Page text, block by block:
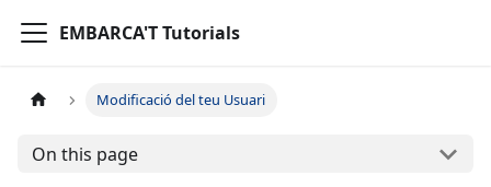
EMBARCA'T Tutorials
Modificació del teu Usuari
On this page